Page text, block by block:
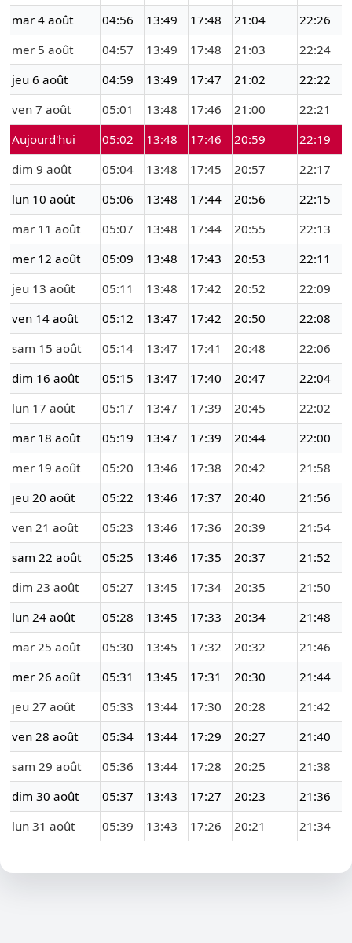
mar 4 août 04:56 13:49 17:48 21:04
22:26
mer 5 août
04:57 13:49 17:48 21:03
22:24
jeu 6 août
04:59 13:49 17:47 21:02
22:22
ven 7 août
05:01 13:48 17:46 21:00
22:21
Aujourd'hui
05:02 13:48 17:46 20:59
22:19
dim 9 août
05:04 13:48 17:45 20:57
22:17
lun 10 août
05:06 13:48 17:44 20:56
22:15
mar 11 août
05:07 13:48 17:44 20:55
22:13
mer 12 août
05:09 13:48 17:43 20:53
22:11
jeu 13 août
05:11 13:48 17:42 20:52
22:09
ven 14 août
05:12 13:47 17:42 20:50
22:08
sam 15 août
05:14 13:47 17:41 20:48
22:06
dim 16 août
05:15 13:47 17:40 20:47
22:04
lun 17 août
05:17 13:47 17:39 20:45
22:02
mar 18 août
05:19 13:47 17:39 20:44
22:00
mer 19 août
05:20 13:46 17:38 20:42
21:58
jeu 20 août
05:22 13:46 17:37 20:40
21:56
ven 21 août
05:23 13:46 17:36 20:39
21:54
sam 22 août
05:25 13:46 17:35 20:37
21:52
dim 23 août
05:27 13:45 17:34 20:35
21:50
lun 24 août
05:28 13:45 17:33 20:34
21:48
mar 25 août
05:30 13:45 17:32 20:32
21:46
mer 26 août
05:31 13:45 17:31 20:30
21:44
jeu 27 août
05:33 13:44 17:30 20:28
21:42
ven 28 août
05:34 13:44 17:29 20:27
21:40
sam 29 août
05:36 13:44 17:28 20:25
21:38
dim 30 août
05:37 13:43 17:27 20:23
21:36
lun 31 août
05:39 13:43 17:26 20:21 21:34